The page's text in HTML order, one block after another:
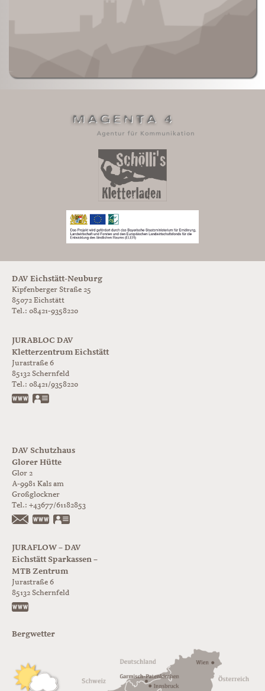
DAV Eichstätt-Neuburg
Kipfenberger Straße 25
85072 Eichstätt
Tel.: 08421-9358220
JURABLOC DAV
Kletterzentrum Eichstätt
Jurastraße 6
85132 Schernfeld
Tel.: 08421/9358220
www.jurabloc.de
DAV Schutzhaus
Glorer Hütte
Glor 2
A-9981 Kals am
Großglockner
Tel.: +43677/61182853
https://www.glorer-huette.at/
JURAFLOW – DAV
Eichstätt Sparkassen –
MTB Zentrum
Jurastraße 6
85132 Schernfeld
Bergwetter